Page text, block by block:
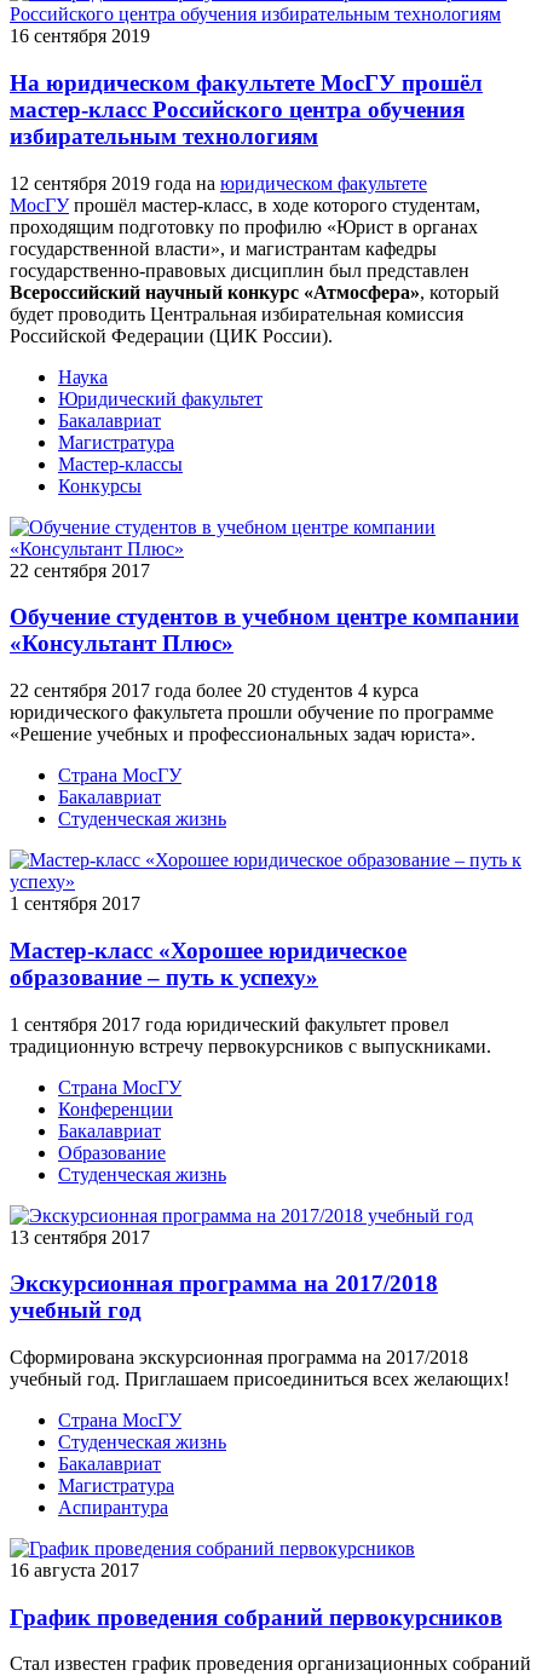
16 сентября 2019
На юридическом факультете МосГУ прошёл
мастер-класс Российского центра обучения
избирательным технологиям
12 сентября 2019 года на юридическом факультете
МосГУпрошёл мастер-класс, в ходе которого студентам,
проходящим подготовку по профилю «Юрист в органах
государственной власти», и магистрантам кафедры
государственно-правовых дисциплин был представлен
Всероссийский научный конкурс «Атмосфера», который
будет проводить Центральная избирательная комиссия
Российской Федерации (ЦИК России).
Наука
Юридический факультет
Бакалавриат
Магистратура
Мастер-классы
Конкурсы
22 сентября 2017
Обучение студентов в учебном центре компании
«Консультант Плюс»
22 сентября 2017 года более 20 студентов 4 курса
юридического факультета прошли обучение по программе
«Решение учебных и профессиональных задач юриста».
Страна МосГУ
Бакалавриат
Студенческая жизнь
1 сентября 2017
Мастер-класс «Хорошее юридическое
образование – путь к успеху»
1 сентября 2017 года юридический факультет провел
традиционную встречу первокурсников с выпускниками.
Страна МосГУ
Конференции
Бакалавриат
Образование
Студенческая жизнь
13 сентября 2017
Экскурсионная программа на 2017/2018
учебный год
Сформирована экскурсионная программа на 2017/2018
учебный год. Приглашаем присоединиться всех желающих!
Страна МосГУ
Студенческая жизнь
Бакалавриат
Магистратура
Аспирантура
16 августа 2017
График проведения собраний первокурсников
Стал известен график проведения организационных собраний